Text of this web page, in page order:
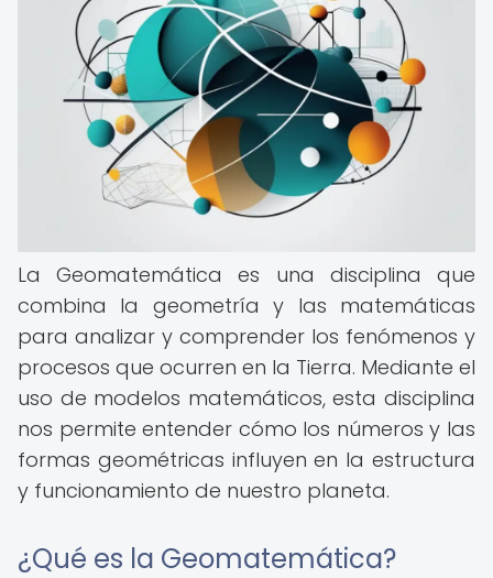
La Geomatemática es una disciplina que
combina la geometría y las matemáticas
para analizar y comprender los fenómenos y
procesos que ocurren en la Tierra. Mediante el
uso de modelos matemáticos, esta disciplina
nos permite entender cómo los números y las
formas geométricas influyen en la estructura
y funcionamiento de nuestro planeta.
¿Qué es la Geomatemática?